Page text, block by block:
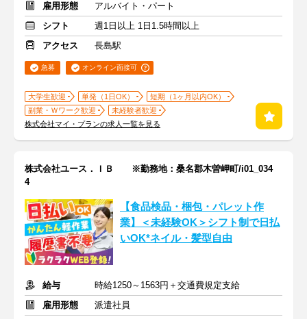
雇用形態
アルバイト・パート
シフト
週1日以上 1日1.5時間以上
アクセス
長島駅
急募 オンライン面接可
大学生歓迎 単発（1日OK）
短期（1ヶ月以内OK）
副業・Ｗワーク歓迎
未経験者歓迎
株式会社マイ・プランの求人一覧を見る
株式会社ユース．ＩＢ ※勤務地：桑名郡木曽岬町/i01_034
4
【食品検品・梱包・パレット作
業】＜未経験OK＞シフト制で日払
いOK*ネイル・髪型自由
給与
時給1250～1563円＋交通費規定支給
雇用形態
派遣社員